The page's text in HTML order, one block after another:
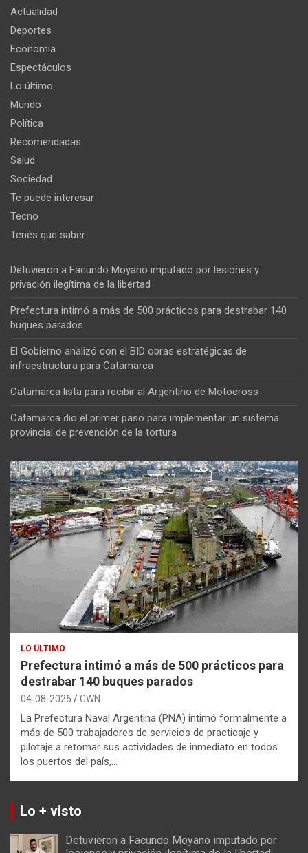
Actualidad
Deportes
Economía
Espectáculos
Lo último
Mundo
Política
Recomendadas
Salud
Sociedad
Te puede interesar
Tecno
Tenés que saber
Detuvieron a Facundo Moyano imputado por lesiones y
privación ilegítima de la libertad
Prefectura intimó a más de 500 prácticos para destrabar 140
buques parados
El Gobierno analizó con el BID obras estratégicas de
infraestructura para Catamarca
Catamarca lista para recibir al Argentino de Motocross
Catamarca dio el primer paso para implementar un sistema
provincial de prevención de la tortura
LO ÚLTIMO
Prefectura intimó a más de 500 prácticos para
destrabar 140 buques parados
04-08-2026 CWN
La Prefectura Naval Argentina (PNA) intimó formalmente a
más de 500 trabajadores de servicios de practicaje y
pilotaje a retomar sus actividades de inmediato en todos
los puertos del país,…
Lo + visto
Detuvieron a Facundo Moyano imputado por